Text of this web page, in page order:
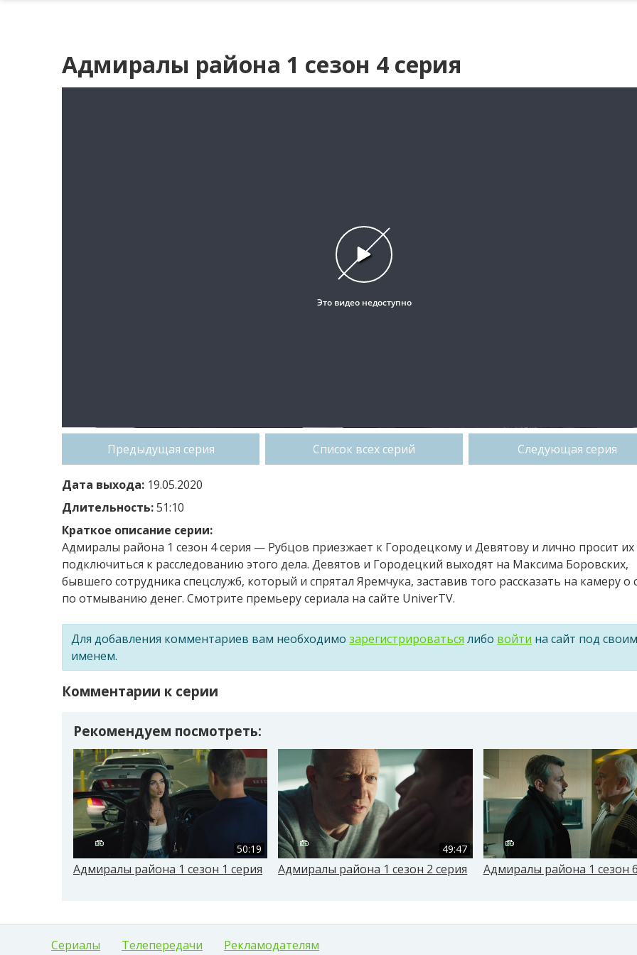
Адмиралы района 1 сезон 4 серия
Предыдущая серия Список всех серий Следующая серия
Дата выхода: 19.05.2020
Длительность:51:10
Краткое описание серии:
Адмиралы района 1 сезон 4 серия — Рубцов приезжает к Городецкому и Девятову и лично просит их
подключиться к расследованию этого дела. Девятов и Городецкий выходят на Максима Боровских,
бывшего сотрудника спецслужб, который и спрятал Яремчука, заставив того рассказать на камеру о
по отмыванию денег. Смотрите премьеру сериала на сайте UniverTV.
Для добавления комментариев вам необходимо зарегистрироваться либо войти на сайт под своим
именем.
Комментарии к серии
Рекомендуем посмотреть:
50:19
Адмиралы района 1 сезон 1 серия
49:47
Адмиралы района 1 сезон 2 серия Адмиралы района 1 сезон
Сериалы Телепередачи Рекламодателям